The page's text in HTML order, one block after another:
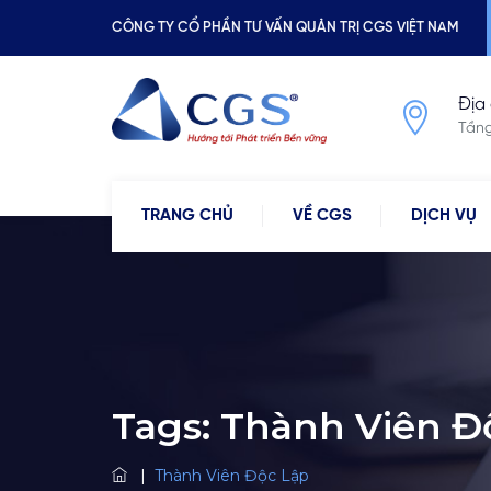
CÔNG TY CỔ PHẦN TƯ VẤN QUẢN TRỊ CGS VIỆT NAM
Địa
TRANG CHỦ VỀ CGS DỊCH VỤ
Tags: Thành Viên
| Thành Viên Độc Lập